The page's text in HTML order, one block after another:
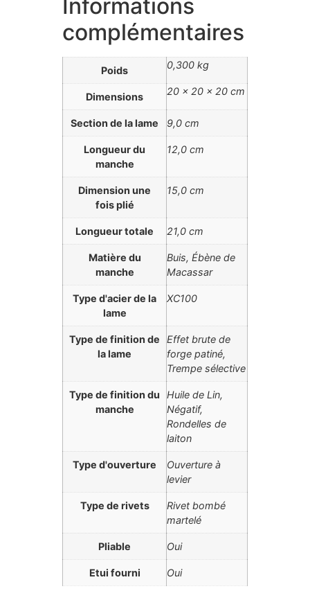
Informations
complémentaires
Poids 0,300 kg
Dimensions 20 × 20 × 20 cm
Section de la lame 9,0 cm
Longueur du
manche
12,0 cm
Dimension une
fois plié
15,0 cm
Longueur totale 21,0 cm
Matière du
manche
Buis, Ébène de
Macassar
Type d'acier de la
lame
XC100
Type de finition de
la lame
Effet brute de
forge patiné,
Trempe sélective
Type de finition du
manche
Huile de Lin,
Négatif,
Rondelles de
laiton
Type d'ouverture
Ouverture à
levier
Type de rivets
Rivet bombé
martelé
Pliable Oui
Etui fourni Oui